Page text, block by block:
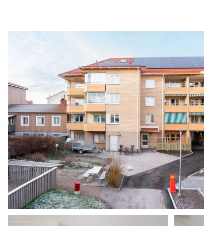
Årsredovisning 2024 HSB brf Wallmon
Objektsbeskrivning